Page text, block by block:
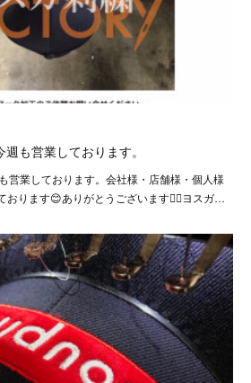
週も営業しております。
営業しております。会社様・店舗様・個人様
おります😊ありがとうございます🙇‍♂️ヨスガ…